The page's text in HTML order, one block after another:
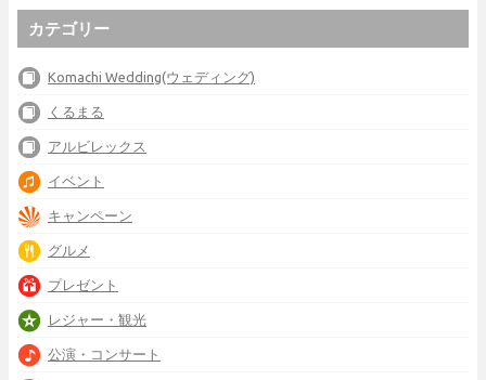
カテゴリー
Komachi Wedding(ウェディング)
くるまる
アルビレックス
イベント
キャンペーン
グルメ
プレゼント
レジャー・観光
公演・コンサート